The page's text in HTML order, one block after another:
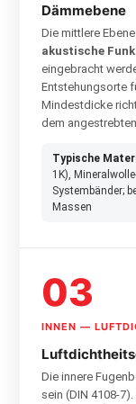
Dämmebene
Die mittlere
akustische
eingebracht
Entstehungsorte
Mindestdicke
dem
Typische
1K),
Systembänder;
Massen
03
INNEN —
Die innere
sein (DIN 4108-